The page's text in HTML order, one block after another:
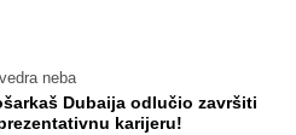
neba
Dubaija odlučio završiti
karijeru!